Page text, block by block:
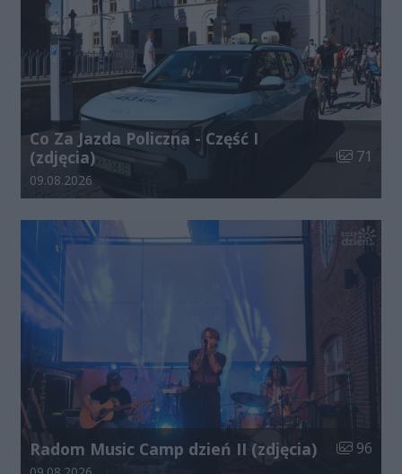
Co Za Jazda Policzna - Część I
(zdjęcia)
Liczba
71
Data dodania galerii:
09.08.2026
Radom Music Camp dzień II (zdjęcia) Liczba
96